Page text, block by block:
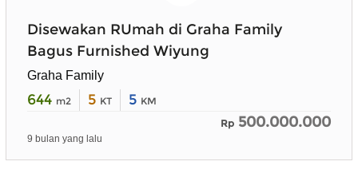
Disewakan RUmah di Graha Family
Bagus Furnished Wiyung
Graha Family
644 m2 5 KT 5 KM
Rp 500.000.000
9 bulan yang lalu